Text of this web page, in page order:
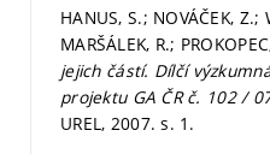
HANUS, S.; NOVÁČEK, Z.;
MARŠÁLEK, R.;
jejich částí. Dílčí
projektu GA ČR č. 102 /
UREL, 2007.s. 1.